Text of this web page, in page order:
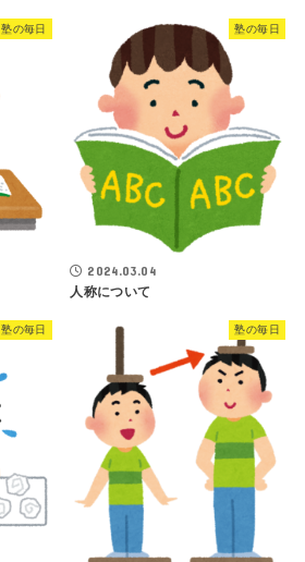
塾の毎日 塾の毎日
2024.03.04
人称について
塾の毎日 塾の毎日